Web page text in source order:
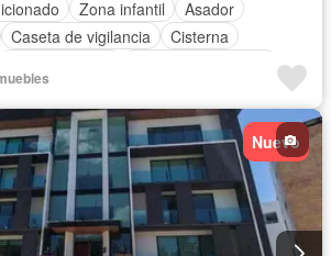
Zona infantil
Asador
Caseta de vigilancia
Cisterna
Azotea
Vista panorámica
Nuevo